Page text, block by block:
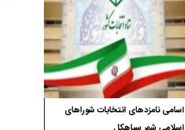
اسامی نامزدهای انتخابات شوراهای